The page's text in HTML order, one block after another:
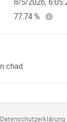
77.74 %
chad
Datenschutzerklärung